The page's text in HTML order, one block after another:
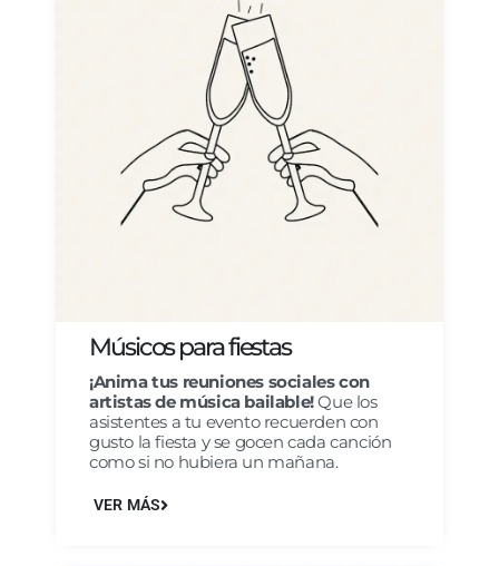
Músicos para fiestas
¡Anima tus reuniones sociales con
artistas de música bailable!Que los
asistentes a tu evento recuerden con
gusto la fiesta y se gocen cada canción
como si no hubiera un mañana.
VER MÁS